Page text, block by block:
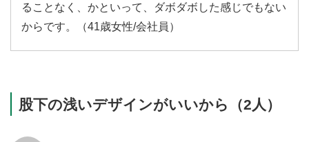
ることなく、かといって、ダボダボした感じでもない
からです。（41歳女性/会社員）
股下の浅いデザインがいいから（2人）